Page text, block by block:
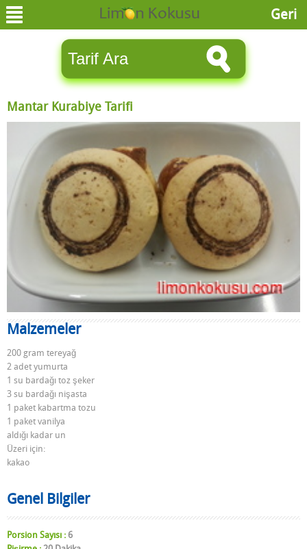
Geri
Mantar Kurabiye Tarifi
Malzemeler
200 gram tereyağ
2 adet yumurta
1 su bardağı toz şeker
3 su bardağı nişasta
1 paket kabartma tozu
1 paket vanilya
aldığı kadar un
Üzeri için:
kakao
Genel Bilgiler
Porsion Sayısı : 6